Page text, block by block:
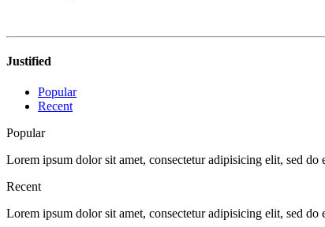
Justified
Popular
Recent
Popular
Lorem ipsum dolor sit amet, consectetur adipisicing elit, sed
Recent
Lorem ipsum dolor sit amet, consectetur adipisicing elit, sed